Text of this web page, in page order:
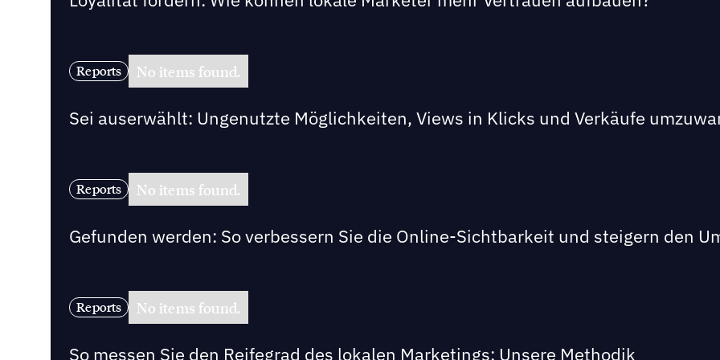
Reports No items found.
Sei auserwählt: Ungenutzte Möglichkeiten, Views in Klicks und Verkäufe
Reports No items found.
Gefunden werden: So verbessern Sie die Online-Sichtbarkeit und steigern den
Reports No items found.
So messen Sie den Reifegrad des lokalen Marketings: Unsere Methodik